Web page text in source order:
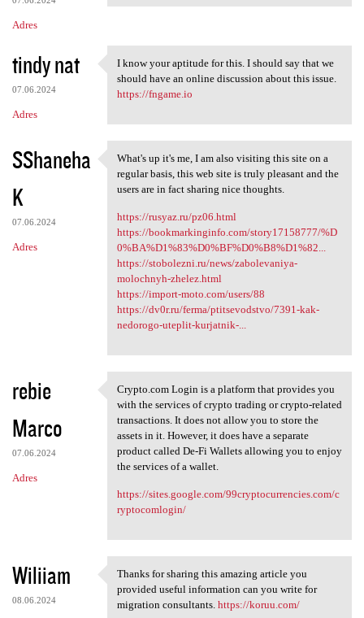
Adres
tindy nat
07.06.2024
Adres
I know your aptitude for this
I know your aptitude for this. I should say that we
should have an online discussion about this issue.
https://fngame.io
SShaneha
K
07.06.2024
Adres
What's up it's me, I am also
What's up it's me, I am also visiting this site on a
regular basis, this web site is truly pleasant and the
users are in fact sharing nice thoughts.
https://rusyaz.ru/pz06.html
https://bookmarkinginfo.com/story17158777/%D
0%BA%D1%83%D0%BF%D0%B8%D1%82...
https://stobolezni.ru/news/zabolevaniya-
molochnyh-zhelez.html
https://import-moto.com/users/88
https://dv0r.ru/ferma/ptitsevodstvo/7391-kak-
nedorogo-uteplit-kurjatnik-...
rebie
Marco
07.06.2024
Adres
Crypto.com Login is a
Crypto.com Login is a platform that provides you
with the services of crypto trading or crypto-related
transactions. It does not allow you to store the
assets in it. However, it does have a separate
product called De-Fi Wallets allowing you to enjoy
the services of a wallet.
https://sites.google.com/99cryptocurrencies.com/c
ryptocomlogin/
Wiliiam
08.06.2024
Thanks for sharing this
Thanks for sharing this amazing article you
provided useful information can you write for
migration consultants. https://koruu.com/